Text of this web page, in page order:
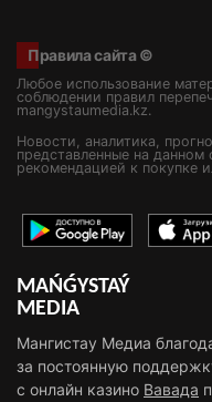
Правила сайта ©
Любое использование
соблюдении правил
mangystaumedia.kz.
Новости, аналитика,
представленные на данном
рекомендацией к покупке
MAŃǴYSTAÝ
MEDIA
Мангистау Медиа
за постоянную
с онлайн казино Вавада